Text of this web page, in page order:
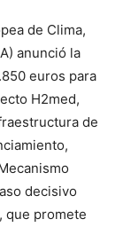
de Clima,
anunció la
euros para
H2med,
de
decisivo
que promete